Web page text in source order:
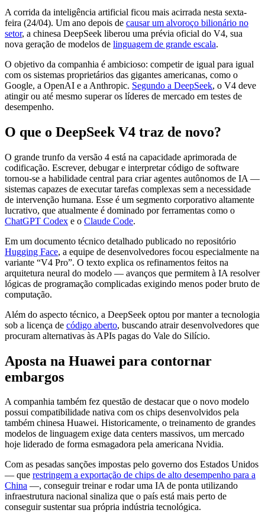
A corrida da inteligência artificial ficou mais acirrada nesta sexta-
feira (24/04). Um ano depois de causar um alvoroço bilionário no
setor, a chinesa DeepSeek liberou uma prévia oficial do V4, sua
nova geração de modelos de linguagem de grande escala.
O objetivo da companhia é ambicioso: competir de igual para igual
com os sistemas proprietários das gigantes americanas, como o
Google, a OpenAI e a Anthropic. Segundo a DeepSeek, o V4 deve
atingir ou até mesmo superar os líderes de mercado em testes de
desempenho.
O que o DeepSeek V4 traz de novo?
O grande trunfo da versão 4 está na capacidade aprimorada de
codificação. Escrever, debugar e interpretar código de software
tornou-se a habilidade central para criar agentes autônomos de IA —
sistemas capazes de executar tarefas complexas sem a necessidade
de intervenção humana. Esse é um segmento corporativo altamente
lucrativo, que atualmente é dominado por ferramentas como o
ChatGPT Codex e o Claude Code.
Em um documento técnico detalhado publicado no repositório
Hugging Face, a equipe de desenvolvedores focou especialmente na
variante “V4 Pro”. O texto explica os refinamentos feitos na
arquitetura neural do modelo — avanços que permitem à IA resolver
lógicas de programação complicadas exigindo menos poder bruto de
computação.
Além do aspecto técnico, a DeepSeek optou por manter a tecnologia
sob a licença de código aberto, buscando atrair desenvolvedores que
procuram alternativas às APIs pagas do Vale do Silício.
Aposta na Huawei para contornar
embargos
A companhia também fez questão de destacar que o novo modelo
possui compatibilidade nativa com os chips desenvolvidos pela
também chinesa Huawei. Historicamente, o treinamento de grandes
modelos de linguagem exige data centers massivos, um mercado
hoje liderado de forma esmagadora pela americana Nvidia.
Com as pesadas sanções impostas pelo governo dos Estados Unidos
— que restringem a exportação de chips de alto desempenho para a
China —, conseguir treinar e rodar uma IA de ponta utilizando
infraestrutura nacional sinaliza que o país está mais perto de
conseguir sustentar sua própria indústria tecnológica.